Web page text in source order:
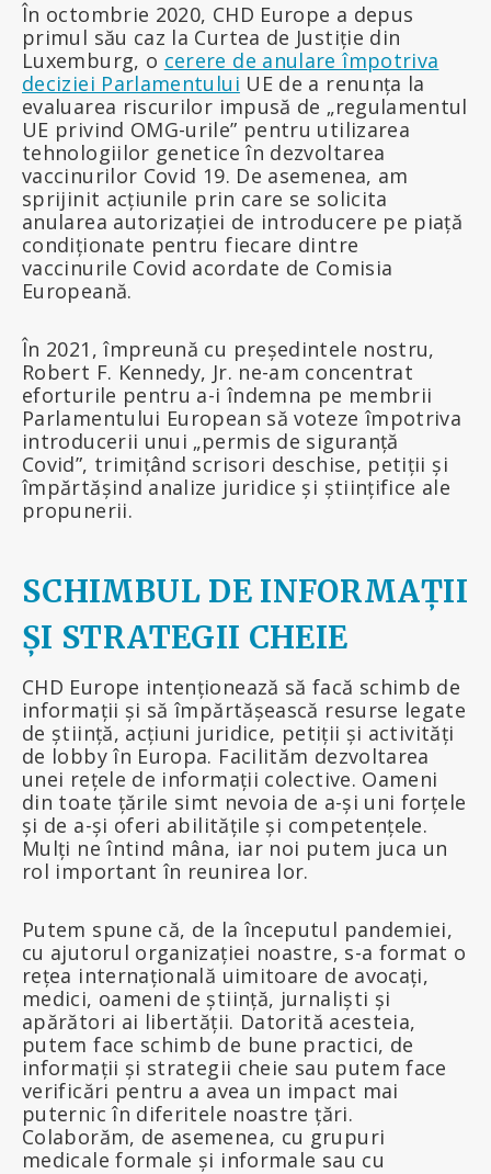
În octombrie 2020, CHD Europe a depus
primul său caz la Curtea de Justiție din
Luxemburg, o cerere de anulare împotriva
deciziei Parlamentului UE de a renunța la
evaluarea riscurilor impusă de „regulamentul
UE privind OMG-urile” pentru utilizarea
tehnologiilor genetice în dezvoltarea
vaccinurilor Covid 19. De asemenea, am
sprijinit acțiunile prin care se solicita
anularea autorizației de introducere pe piață
condiționate pentru fiecare dintre
vaccinurile Covid acordate de Comisia
Europeană.
În 2021, împreună cu președintele nostru,
Robert F. Kennedy, Jr. ne-am concentrat
eforturile pentru a-i îndemna pe membrii
Parlamentului European să voteze împotriva
introducerii unui „permis de siguranță
Covid”, trimițând scrisori deschise, petiții și
împărtășind analize juridice și științifice ale
propunerii.
SCHIMBUL DE INFORMAȚII
ȘI STRATEGII CHEIE
CHD Europe intenționează să facă schimb de
informații și să împărtășească resurse legate
de știință, acțiuni juridice, petiții și activități
de lobby în Europa. Facilităm dezvoltarea
unei rețele de informații colective. Oameni
din toate țările simt nevoia de a-și uni forțele
și de a-și oferi abilitățile și competențele.
Mulți ne întind mâna, iar noi putem juca un
rol important în reunirea lor.
Putem spune că, de la începutul pandemiei,
cu ajutorul organizației noastre, s-a format o
rețea internațională uimitoare de avocați,
medici, oameni de știință, jurnaliști și
apărători ai libertății. Datorită acesteia,
putem face schimb de bune practici, de
informații și strategii cheie sau putem face
verificări pentru a avea un impact mai
puternic în diferitele noastre țări.
Colaborăm, de asemenea, cu grupuri
medicale formale și informale sau cu